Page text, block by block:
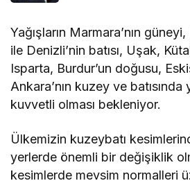
Yağışların Marmara’nın
ile Denizli’nin batısı, Uşak,
Isparta, Burdur’un doğusu,
Ankara’nın kuzey ve
kuvvetli olması bekleniyor.
Ülkemizin kuzeybatı
yerlerde önemli bir değişiklik
kesimlerde mevsim normalleri